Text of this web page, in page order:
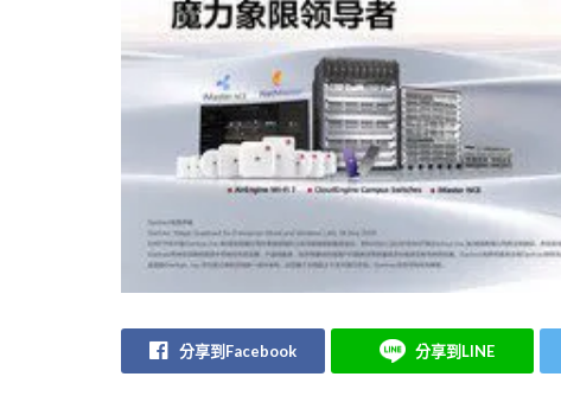
分享到Facebook 分享到LINE